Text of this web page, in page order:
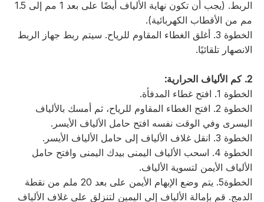
الربط. (يجب أن تكون نهاية الألياف أيضًا على بعد 1 مم إلى 1.5
مم من الأقطاب الكهربائية).
الخطوة 3. أغلق الغطاء المقاوم للرياح. سيتم ربط جهاز الربط
الانصهار تلقائيًا.
2. كم الألياف الحرارية:
الخطوة 1. افتح غطاء المدفأة.
الخطوة 2. افتح الغطاء المقاوم للرياح، ثم أمسك بالألياف
اليسرى وفي الوقت نفسه افتح حامل الألياف الأيسر.
الخطوة 3. انقل غلاف الألياف إلى حامل الألياف الأيسر.
الخطوة 4. اسحب الألياف اليمنى بيدك اليمنى وافتح حامل
الألياف الأيمن لتسوية الألياف.
الخطوة5. يتم وضع الإبهام الأيمن على بعد 20 ملم من نقطة
الدمج. قم بإمالة الألياف إلى اليمين لتنزلق على غلاف الألياف